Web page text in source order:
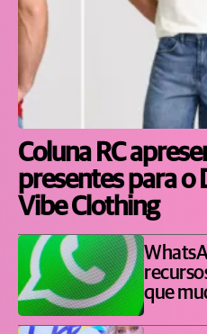
Coluna RC
presentes para o
Vibe Clothing
que